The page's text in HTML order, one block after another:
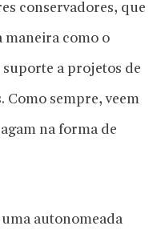
conservadores, que
como o
a projetos de
Como sempre, veem
na forma de
autonomeada